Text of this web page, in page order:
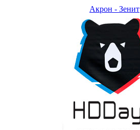
Акрон - Зенит